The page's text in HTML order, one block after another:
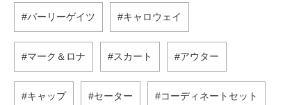
パーリーゲイツ キャロウェイ
マーク＆ロナ スカート アウター
キャップ セーター コーディネートセット